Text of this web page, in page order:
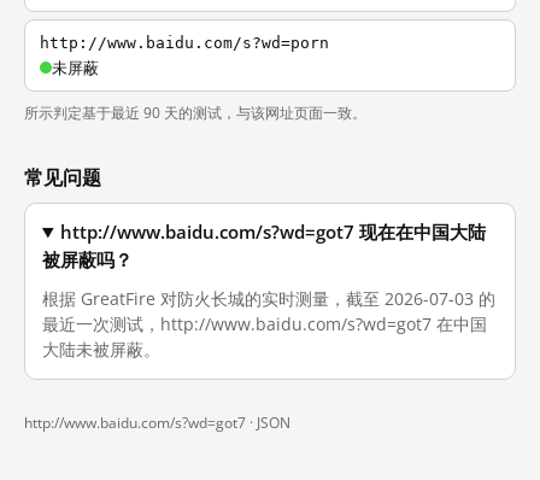
http://www.baidu.com/s?wd=porn
未屏蔽
所示判定基于最近 90 天的测试，与该网址页面一致。
常见问题
http://www.baidu.com/s?wd=got7 现在在中国大陆
被屏蔽吗？
根据 GreatFire 对防火长城的实时测量，截至 2026-07-03 的
最近一次测试，http://www.baidu.com/s?wd=got7 在中国
大陆未被屏蔽。
http://www.baidu.com/s?wd=got7 · JSON